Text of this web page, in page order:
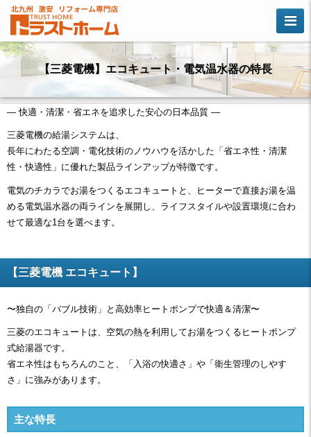
【三菱電機】エコキュート・電気温水器の特長
― 快適・清潔・省エネを追求した安心の日本品質 ―
三菱電機の給湯システムは、
長年にわたる空調・電化技術のノウハウを活かした「省エネ性・清潔
性・快適性」に優れた製品ラインアップが特徴です。
電気のチカラでお湯をつくるエコキュートと、ヒーターで直接お湯を温
める電気温水器の両ラインを展開し、ライフスタイルや設置環境に合わ
せて最適な1台を選べます。
【三菱電機 エコキュート】
〜独自の「バブル技術」と高効率ヒートポンプで快適＆清潔〜
三菱のエコキュートは、空気の熱を利用してお湯をつくるヒートポンプ
式給湯器です。
省エネ性はもちろんのこと、「入浴の快適さ」や「衛生管理のしやす
さ」に強みがあります。
主な特長